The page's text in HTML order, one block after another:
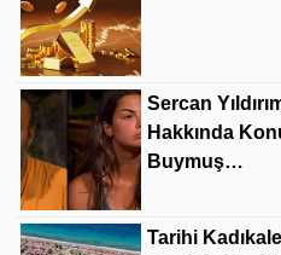
Sercan
Hakkında
Buymuş…
Tarihi